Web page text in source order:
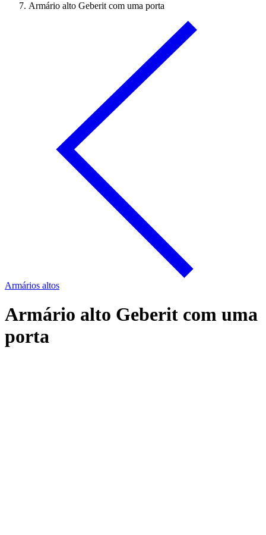
Armário alto Geberit com uma porta
Armários altos
Armário alto Geberit com uma
porta